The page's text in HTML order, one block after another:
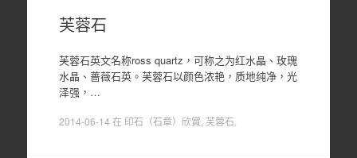
芙蓉石
芙蓉石英文名称ross quartz，可称之为红水晶、玫瑰
水晶、蔷薇石英。芙蓉石以颜色浓艳，质地纯净，光
泽强，…
2014-06-14 在 印石（石章）欣賞 芙蓉石